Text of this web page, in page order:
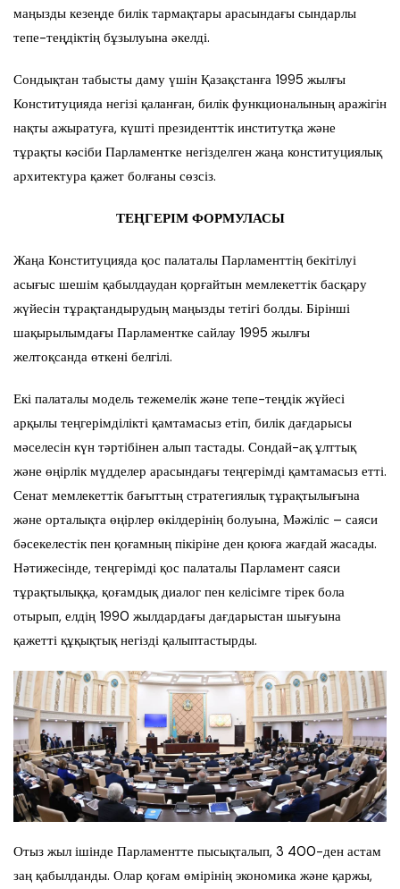
маңызды кезеңде билік тармақтары арасындағы сындарлы
тепе-теңдіктің бұзылуына әкелді.
Сондықтан табысты даму үшін Қазақстанға 1995 жылғы
Конституцияда негізі қаланған, билік функционалының аражігін
нақты ажыратуға, күшті президенттік институтқа және
тұрақты кәсіби Парламентке негізделген жаңа конституциялық
архитектура қажет болғаны сөзсіз.
ТЕҢГЕРІМ ФОРМУЛАСЫ
Жаңа Конституцияда қос палаталы Парламенттің бекітілуі
асығыс шешім қабылдаудан қорғайтын мемлекеттік басқару
жүйесін тұрақтандырудың маңызды тетігі болды. Бірінші
шақырылымдағы Парламентке сайлау 1995 жылғы
желтоқсанда өткені белгілі.
Екі палаталы модель тежемелік және тепе-теңдік жүйесі
арқылы теңгерімділікті қамтамасыз етіп, билік дағдарысы
мәселесін күн тәртібінен алып тастады. Сондай-ақ ұлттық
және өңірлік мүдделер арасындағы теңгерімді қамтамасыз етті.
Сенат мемлекеттік бағыттың стратегиялық тұрақтылығына
және орталықта өңірлер өкілдерінің болуына, Мәжіліс – саяси
бәсекелестік пен қоғамның пікіріне ден қоюға жағдай жасады.
Нәтижесінде, теңгерімді қос палаталы Парламент саяси
тұрақтылыққа, қоғамдық диалог пен келісімге тірек бола
отырып, елдің 1990 жылдардағы дағдарыстан шығуына
қажетті құқықтық негізді қалыптастырды.
Отыз жыл ішінде Парламентте пысықталып, 3 400-ден астам
заң қабылданды. Олар қоғам өмірінің экономика және қаржы,